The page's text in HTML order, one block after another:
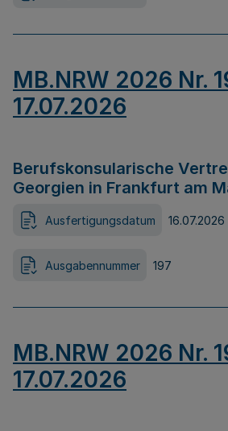
MB.NRW 2026 Nr.
17.07.2026
Berufskonsularische
Georgien in Frankfurt am
Ausfertigungsdatum 16.07.2026
Ausgabennummer 197
MB.NRW 2026 Nr.
17.07.2026